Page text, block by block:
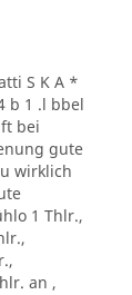
S K A *
b 1 .l bbel
bei
gute
wirklich
1 Thlr.,
an ,